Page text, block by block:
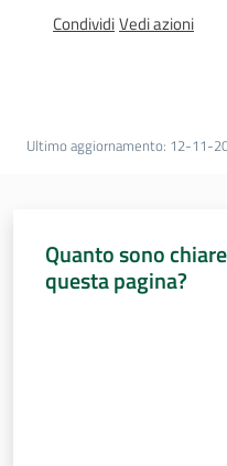
itineranti
memoria
Seguici
CondividiVedi azioni
Ultimo aggiornamento: 12-11-
Quanto sono
questa pagina?